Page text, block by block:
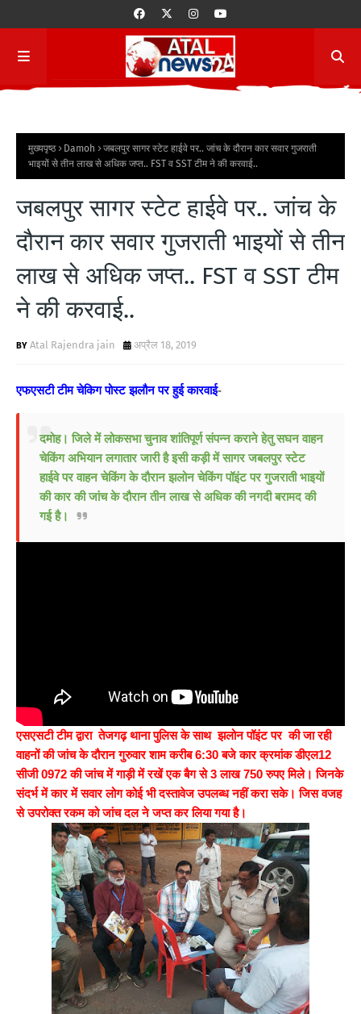
मुख्यपृष्ठ Damoh
जबलपुर सागर स्टेट हाईवे पर.. जांच के दौरान कार सवार गुजराती
भाइयों से तीन लाख से अधिक जप्त.. FST व SST टीम ने की करवाई..
जबलपुर सागर स्टेट हाईवे पर.. जांच के
दौरान कार सवार गुजराती भाइयों से तीन
लाख से अधिक जप्त.. FST व SST टीम
ने की करवाई..
Atal Rajendra jain अप्रैल 18, 2019
एफएसटी टीम चेकिग पोस्ट झलौन पर हुई कारवाई-
दमोह। जिले में लोकसभा चुनाव शांतिपूर्ण संपन्न कराने हेतु सघन वाहन
चेकिंग अभियान लगातार जारी है इसी कड़ी में सागर जबलपुर स्टेट
हाईवे पर वाहन चेकिंग के दौरान झलोन चेकिंग पॉइंट पर गुजराती भाइयों
की कार की जांच के दौरान तीन लाख से अधिक की नगदी बरामद की
गई है।
एसएसटी टीम द्वारा तेजगढ़ थाना पुलिस के साथ झलोन पॉइंट पर की जा रही
वाहनों की जांच के दौरान गुरुवार शाम करीब 6:30 बजे कार क्रमांक डीएल12
सीजी 0972 की जांच में गाड़ी में रखें एक बैग से 3 लाख 750 रुपए मिले। जिनके
संदर्भ में कार में सवार लोग कोई भी दस्तावेज उपलब्ध नहीं करा सके। जिस वजह
से उपरोक्त रकम को जांच दल ने जप्त कर लिया गया है।